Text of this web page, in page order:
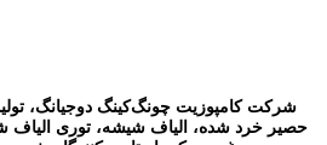
شرکت کامپوزیت چونگ‌کینگ دوجیانگ،
حصیر خرد شده، الیاف شیشه، توری الیاف